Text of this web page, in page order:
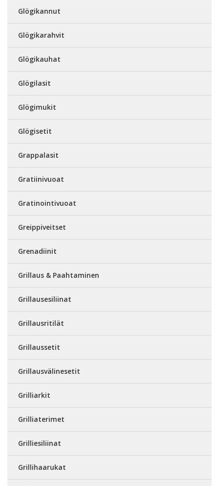
Glögikannut
Glögikarahvit
Glögikauhat
Glögilasit
Glögimukit
Glögisetit
Grappalasit
Gratiinivuoat
Gratinointivuoat
Greippiveitset
Grenadiinit
Grillaus & Paahtaminen
Grillausesiliinat
Grillausritilät
Grillaussetit
Grillausvälinesetit
Grilliarkit
Grilliaterimet
Grilliesiliinat
Grillihaarukat